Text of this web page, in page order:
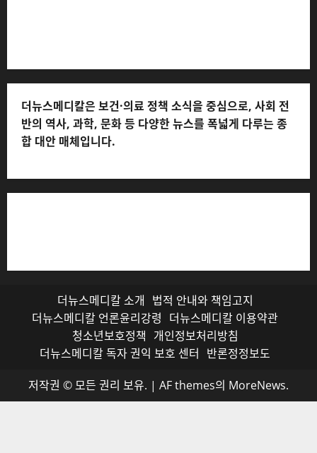
더뉴스메디칼은 보건·의료 정책 소식을 중심으로, 사회 전
반의 역사, 과학, 문화 등 다양한 뉴스를 폭넓게 다루는 종
합 대안 매체입니다.
더뉴스메디칼 소개 법적 안내와 책임고지
더뉴스메디칼 언론윤리강령 더뉴스메디칼 이용약관
청소년보호정책 개인정보처리방침
더뉴스메디칼 독자 권익 보호 센터 반론정정보도
저작권 © 모든 권리 보유. | AF themes의 MoreNews.